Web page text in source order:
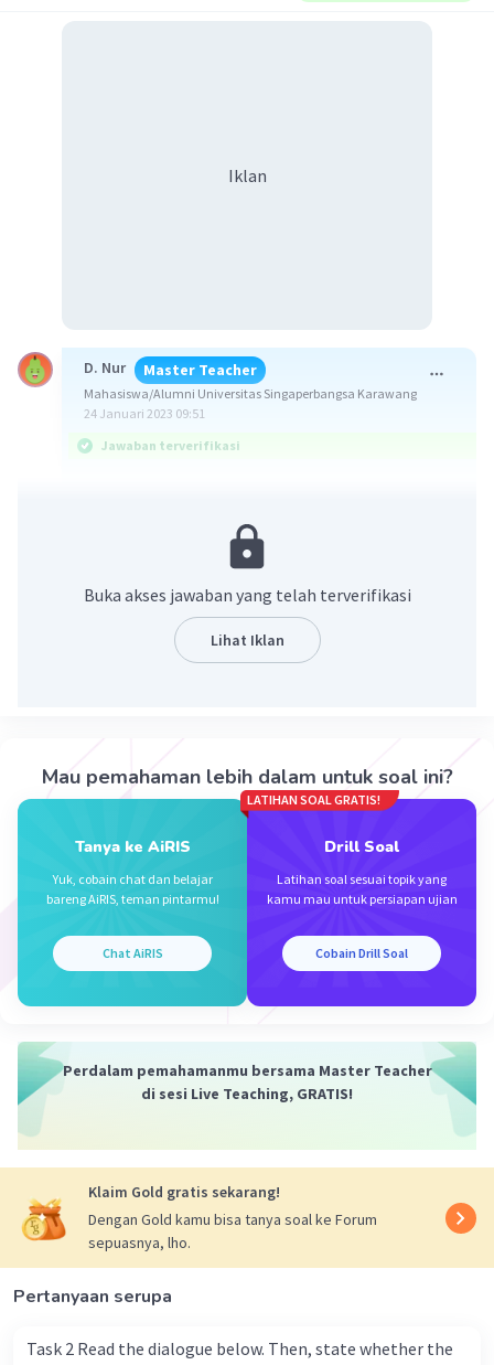
Iklan
D. Nur Master Teacher
Mahasiswa/Alumni Universitas Singaperbangsa Karawang
24 Januari 2023 09:51
Jawaban terverifikasi
Soal ini meminta untuk melengkapi bagian
sesuai.
Untuk menjawab soalnya, perhatikan kalimat
Kalimat tersebut cocok ditulis memakai Simple
Past Tense karena ada keterangan waktu
dicocokkan dengan opsi jawaban, dapat
untuk menyatakan kegiatan 'pindah' ke
California yang dilakukan di waktu lampau
(tahun lalu).
kata 'pindah' mengikuti rumus Simple Past
S (subjek) yang dimaksud adalah 'Indri'. Mengikuti
rumus, setelah S (subjek) harus diisi kata kerja
bentuk kedua (V2) dari "pindah" (move) yaitu
'moved'.
Itu tandanya, bagian rumpang bisa diisi oleh kata
Buka akses jawaban yang telah terverifikasi
Lihat Iklan
Mau pemahaman lebih dalam untuk soal ini?
Tanya ke AiRIS
Yuk, cobain chat dan belajar
bareng AiRIS, teman pintarmu!
Chat AiRIS
LATIHAN SOAL GRATIS!
Drill Soal
Latihan soal sesuai topik yang
kamu mau untuk persiapan ujian
Cobain Drill Soal
Perdalam pemahamanmu bersama Master Teacher
di sesi Live Teaching, GRATIS!
Klaim Gold gratis sekarang!
Dengan Gold kamu bisa tanya soal ke Forum
sepuasnya, lho.
Pertanyaan serupa
Task 2 Read the dialogue below. Then, state whether the